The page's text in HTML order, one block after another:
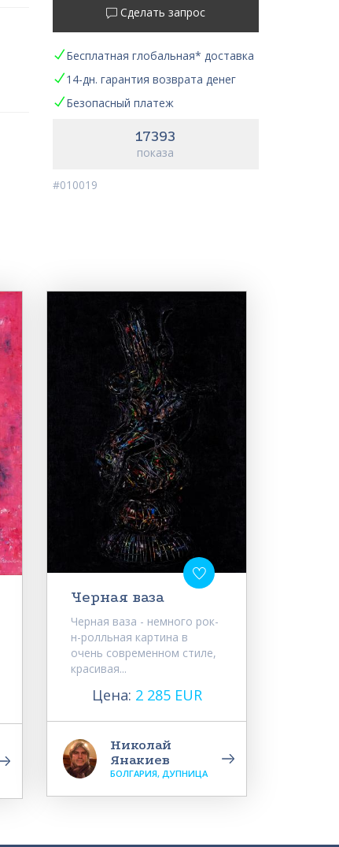
Сделать запрос
Бесплатная глобальная* доставка
14-дн. гарантия возврата денег
Безопасный платеж
17393
показа
#010019
Черная ваза
Черная ваза - немного рок-
н-ролльная картина в
очень современном стиле,
красивая...
Цена: 2 285 EUR
Николай
Янакиев
БОЛГАРИЯ, ДУПНИЦА